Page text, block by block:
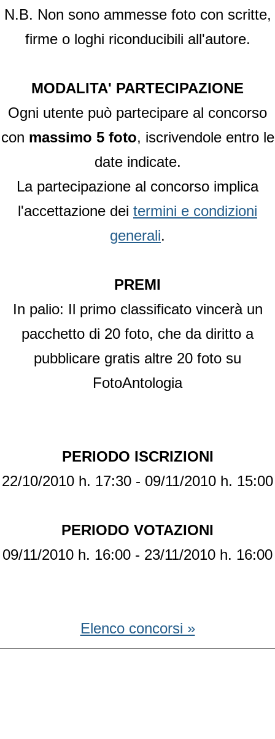
N.B. Non sono ammesse foto con scritte,
firme o loghi riconducibili all'autore.
MODALITA' PARTECIPAZIONE
Ogni utente può partecipare al concorso
con massimo 5 foto, iscrivendole entro le
date indicate.
La partecipazione al concorso implica
l'accettazione dei termini e condizioni
generali.
PREMI
In palio: Il primo classificato vincerà un
pacchetto di 20 foto, che da diritto a
pubblicare gratis altre 20 foto su
FotoAntologia
PERIODO ISCRIZIONI
22/10/2010 h. 17:30 - 09/11/2010 h. 15:00
PERIODO VOTAZIONI
09/11/2010 h. 16:00 - 23/11/2010 h. 16:00
Elenco concorsi »